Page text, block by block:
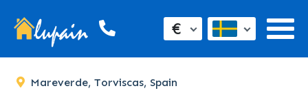
€
Mareverde, Torviscas, Spain